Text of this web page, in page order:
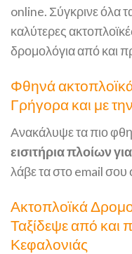
online. Σύγκρινε όλα
καλύτερες
δρομολόγια από και
Φθηνά ακτοπλοϊκά
Γρήγορα και με
Ανακάλυψε τα πιο
εισιτήρια πλοίων
λάβε τα στο email σου
Ακτοπλοϊκά
Ταξίδεψε από και
Κεφαλονιάς